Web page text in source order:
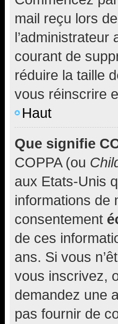
mail reçu lors
courant de
réduire la taille
vous réinscrire
Haut
Que signifie
COPPA (ou
aux Etats-Unis
informations de
consentement
de ces
ans. Si vous
vous inscrivez,
demandez une
pas fournir de